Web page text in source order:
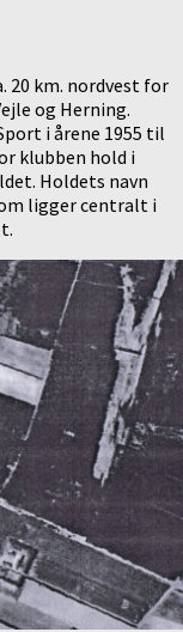
20 km. nordvest for
og Herning.
i årene 1955 til
klubben hold i
Holdets navn
ligger centralt i